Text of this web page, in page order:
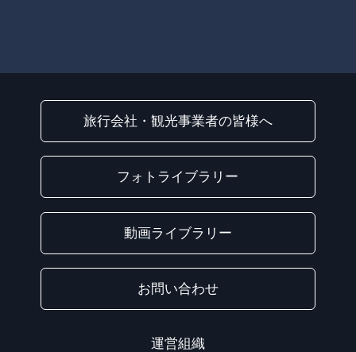
旅行会社・観光事業者の皆様へ
フォトライブラリー
動画ライブラリー
お問い合わせ
運営組織